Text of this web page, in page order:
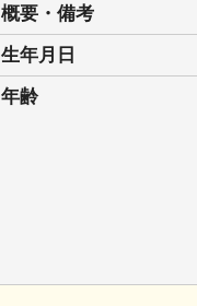
概要・備考
生年月日
年齢